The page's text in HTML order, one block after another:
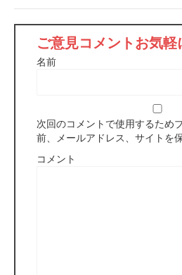
ご意見コメントお気軽
名前
次回のコメントで使用するため
前、メールアドレス、サイトを
コメント